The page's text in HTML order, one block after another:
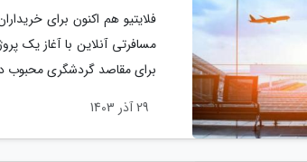
فلایتیو هم اکنون برای
مسافرتی آنلاین با آغاز یک
برای مقاصد گردشگری محبوب
29 آذر 1403